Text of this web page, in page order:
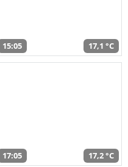
15:05 17,1 °C
17:05 17,2 °C